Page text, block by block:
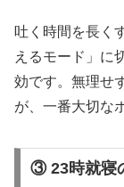
吐く時間を長く
えるモード」に
効です。無理せ
が、一番大切な
③ 23時就寝